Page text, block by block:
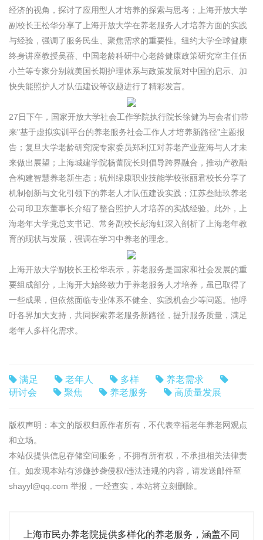
经济的视角，探讨了应用型人才培养的探索与思考；上海开放大学
副校长王松华分享了上海开放大学在养老服务人才培养方面的实践
与经验，强调了服务民生、聚焦需求的重要性。纽约大学全球健康
终身讲座教授吴蓓、中国老龄科研中心老龄健康政策研究室主任伍
小兰等专家分别就美国长期护理体系与政策发展对中国的启示、加
快失能照护人才队伍建设等议题进行了精彩发言。
27日下午，国家开放大学社会工作学院执行院长徐健为与会者们带
来"基于虚拟实训平台的养老服务社会工作人才培养新路径"主题报
告；复旦大学老龄研究院专家委员郑利江对养老产业蓝海与人才未
来做出展望；上海城建学院杨蕾院长则倡导跨界融合，推动产教融
合构建智慧养老新生态；杭州绿康职业技能学校张丽君校长分享了
机制创新与文化引领下的养老人才队伍建设实践；江苏叁陆玖养老
公司印卫东董事长介绍了整合照护人才培养的实战经验。此外，上
海老年大学党总支书记、常务副校长彭海虹深入剖析了上海老年教
育的现状与发展，强调在学习中养老的理念。
上海开放大学副校长王松华表示，养老服务是国家和社会发展的重
要组成部分，上海开大始终致力于养老服务人才培养，虽已取得了
一些成果，但依然面临专业体系不健全、实践机会少等问题。他呼
吁各界加大支持，共同探索养老服务新路径，提升服务质量，满足
老年人多样化需求。
满足 老年人 多样
养老需求
研讨会
聚焦 养老服务 高质量发展
版权声明：本文的版权归原作者所有，不代表幸福老年养老网观点
和立场。
本站仅提供信息存储空间服务，不拥有所有权，不承担相关法律责
任。如发现本站有涉嫌抄袭侵权/违法违规的内容，请发送邮件至
shayyl@qq.com 举报，一经查实，本站将立刻删除。
上海市民办养老院提供多样化的养老服务，涵盖不同